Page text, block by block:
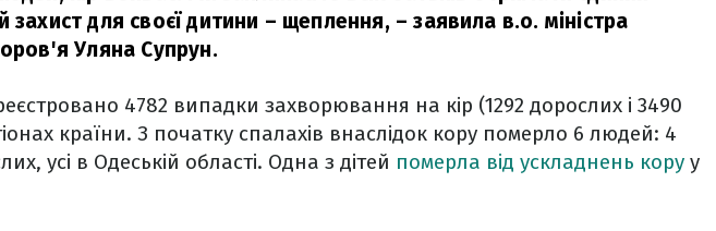
захист для своєї дитини – щеплення, – заявила в.о. міністра
Уляна Супрун.
4782 випадки захворювання на кір (1292 дорослих і 3490
країни. З початку спалахів внаслідок кору померло 6 людей: 4
усі в Одеській області. Одна з дітей померла від ускладнень кору у